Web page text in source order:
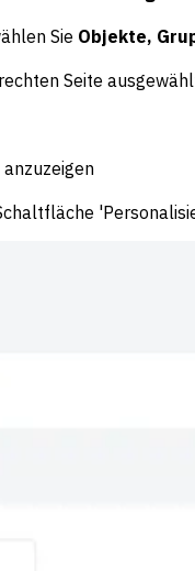
Sie Objekte,
Seite